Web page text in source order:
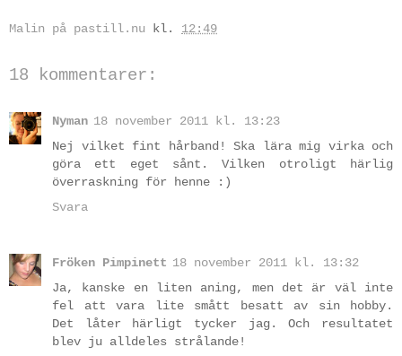
Malin på pastill.nu kl. 12:49
18 kommentarer:
Nyman 18 november 2011 kl. 13:23
Nej vilket fint hårband! Ska lära mig virka och
göra ett eget sånt. Vilken otroligt härlig
överraskning för henne :)
Svara
Fröken Pimpinett 18 november 2011 kl. 13:32
Ja, kanske en liten aning, men det är väl inte
fel att vara lite smått besatt av sin hobby.
Det låter härligt tycker jag. Och resultatet
blev ju alldeles strålande!